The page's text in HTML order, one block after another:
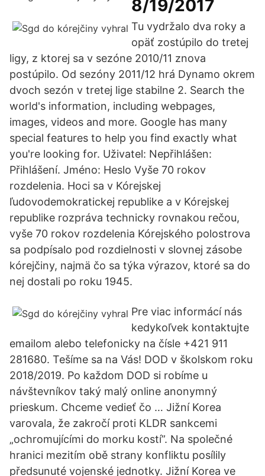
8/19/2017
Tu vydržalo dva roky a
opäť zostúpilo do tretej
ligy, z ktorej sa v sezóne 2010/11 znova
postúpilo. Od sezóny 2011/12 hrá Dynamo okrem
dvoch sezón v tretej lige stabilne 2. Search the
world's information, including webpages,
images, videos and more. Google has many
special features to help you find exactly what
you're looking for. Uživatel: Nepřihlášen:
Přihlášení. Jméno: Heslo Vyše 70 rokov
rozdelenia. Hoci sa v Kórejskej
ľudovodemokratickej republike a v Kórejskej
republike rozpráva technicky rovnakou rečou,
vyše 70 rokov rozdelenia Kórejského polostrova
sa podpísalo pod rozdielnosti v slovnej zásobe
kórejčiny, najmä čo sa týka výrazov, ktoré sa do
nej dostali po roku 1945.
Pre viac informácí nás
kedykoľvek kontaktujte
emailom alebo telefonicky na čísle +421 911
281680. Tešíme sa na Vás! DOD v školskom roku
2018/2019. Po každom DOD si robíme u
návštevníkov taký malý online anonymný
prieskum. Chceme vedieť čo … Jižní Korea
varovala, že zakročí proti KLDR sankcemi
„ochromujícími do morku kostí”. Na společné
hranici mezitím obě strany konfliktu posílily
předsunuté vojenské jednotky. Jižní Korea ve